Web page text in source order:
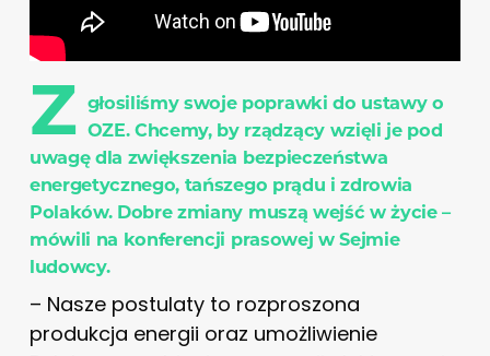
Z głosiliśmy swoje poprawki do ustawy o
OZE. Chcemy, by rządzący wzięli je pod
uwagę dla zwiększenia bezpieczeństwa
energetycznego, tańszego prądu i zdrowia
Polaków. Dobre zmiany muszą wejść w życie –
mówili na konferencji prasowej w Sejmie
ludowcy.
– Nasze postulaty to rozproszona
produkcja energii oraz umożliwienie